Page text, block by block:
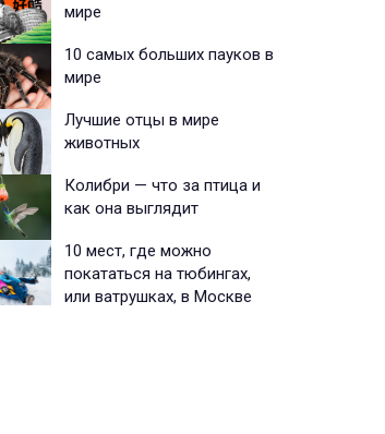
мире
10 самых больших пауков в
мире
Лучшие отцы в мире
животных
Колибри — что за птица и
как она выглядит
10 мест, где можно
покататься на тюбингах,
или ватрушках, в Москве